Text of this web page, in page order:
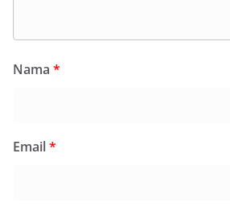
Nama *
Email*